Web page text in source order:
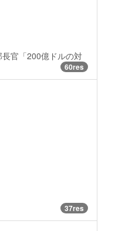
官「200億ドルの対
60res
37res